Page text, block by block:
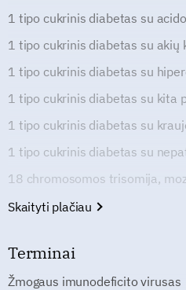
1 tipo cukrinis diabetas su
1 tipo cukrinis diabetas su akių
1 tipo cukrinis diabetas su
1 tipo cukrinis diabetas su kita
1 tipo cukrinis diabetas su
1 tipo cukrinis diabetas su
18 chromosomos trisomija,
Skaityti plačiau
Terminai
Žmogaus imunodeficito virusas